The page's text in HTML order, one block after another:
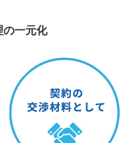
一元化